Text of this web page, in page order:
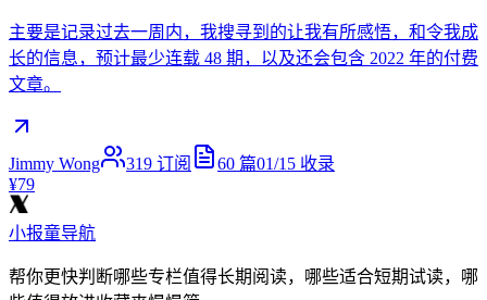
主要是记录过去一周内，我搜寻到的让我有所感悟，和令我成
长的信息，预计最少连载 48 期，以及还会包含 2022 年的付费
文章。
Jimmy Wong 319 订阅 60 篇01/15 收录
¥79
小报童导航
帮你更快判断哪些专栏值得长期阅读，哪些适合短期试读，哪